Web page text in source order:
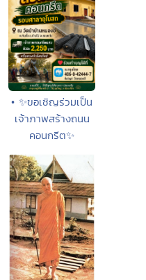
• ✨ขอเชิญร่วมเป็น
เจ้าภาพสร้างถนน
คอนกรีต✨